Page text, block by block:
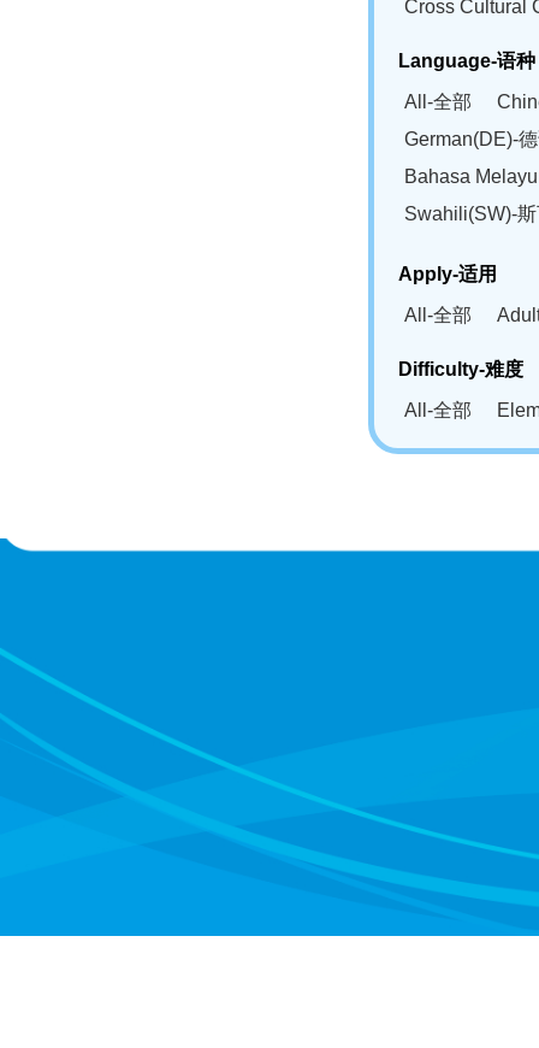
Cross Cultural
Language-语种
All-全部
German(DE)-
Bahasa
Swahili(SW)-
Apply-适用
All-全部
Difficulty-难度
All-全部